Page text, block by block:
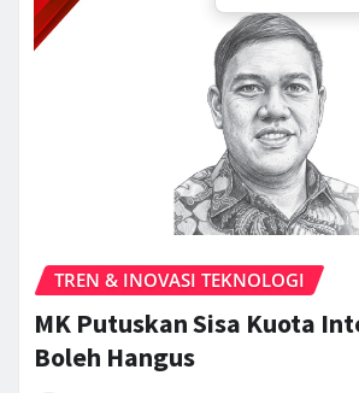
TREN & INOVASI TEKNOLOGI
MK Putuskan Sisa Kuota
Boleh Hangus